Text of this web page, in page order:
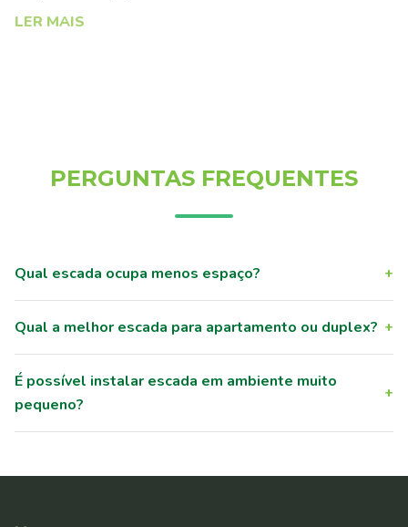
LER MAIS
PERGUNTAS FREQUENTES
Qual escada ocupa menos espaço? +
Qual a melhor escada para apartamento ou duplex? +
É possível instalar escada em ambiente muito
pequeno?
+